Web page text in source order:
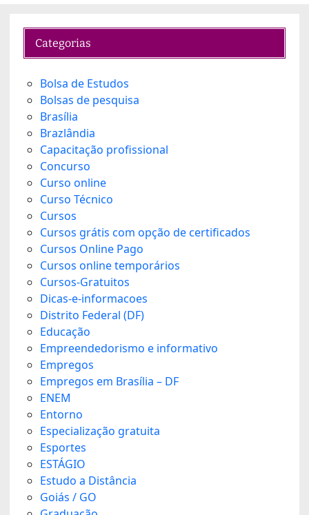
Categorias
Bolsa de Estudos
Bolsas de pesquisa
Brasília
Brazlândia
Capacitação profissional
Concurso
Curso online
Curso Técnico
Cursos
Cursos grátis com opção de certificados
Cursos Online Pago
Cursos online temporários
Cursos-Gratuitos
Dicas-e-informacoes
Distrito Federal (DF)
Educação
Empreendedorismo e informativo
Empregos
Empregos em Brasília – DF
ENEM
Entorno
Especialização gratuita
Esportes
ESTÁGIO
Estudo a Distância
Goiás / GO